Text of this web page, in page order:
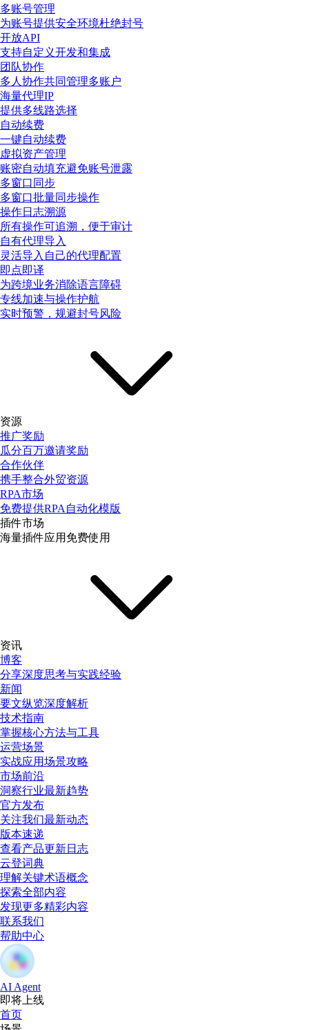
多账号管理
为账号提供安全环境杜绝封号
开放API
支持自定义开发和集成
团队协作
多人协作共同管理多账户
海量代理IP
提供多线路选择
自动续费
一键自动续费
虚拟资产管理
账密自动填充避免账号泄露
多窗口同步
多窗口批量同步操作
操作日志溯源
所有操作可追溯，便于审计
自有代理导入
灵活导入自己的代理配置
即点即译
为跨境业务消除语言障碍
专线加速与操作护航
实时预警，规避封号风险
资源
推广奖励
瓜分百万邀请奖励
合作伙伴
携手整合外贸资源
RPA市场
免费提供RPA自动化模版
插件市场
海量插件应用免费使用
资讯
博客
分享深度思考与实践经验
新闻
要文纵览深度解析
技术指南
掌握核心方法与工具
运营场景
实战应用场景攻略
市场前沿
洞察行业最新趋势
官方发布
关注我们最新动态
版本速递
查看产品更新日志
云登词典
理解关键术语概念
探索全部内容
发现更多精彩内容
联系我们
帮助中心
AI Agent
即将上线
首页